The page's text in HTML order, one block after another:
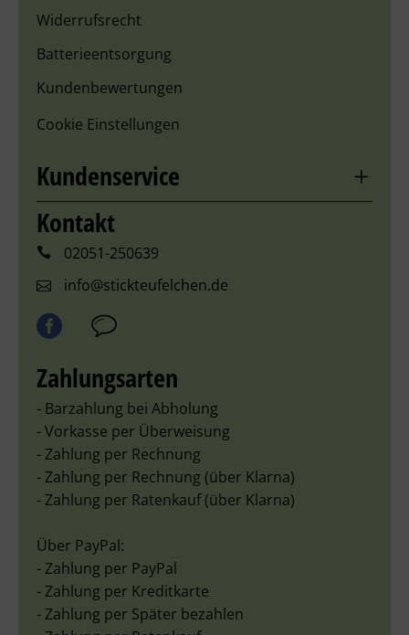
Widerrufsrecht
Batterieentsorgung
Kundenbewertungen
Cookie Einstellungen
Kundenservice
Kontakt
02051-250639
info@stickteufelchen.de
Zahlungsarten
- Barzahlung bei Abholung
- Vorkasse per Überweisung
- Zahlung per Rechnung
- Zahlung per Rechnung (über Klarna)
- Zahlung per Ratenkauf (über Klarna)
Über PayPal:
- Zahlung per PayPal
- Zahlung per Kreditkarte
- Zahlung per Später bezahlen